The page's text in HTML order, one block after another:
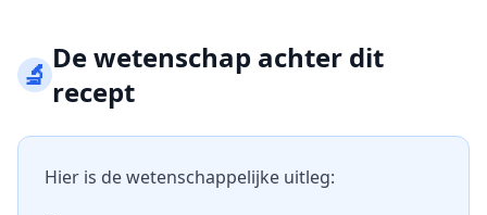
🔬De wetenschap achter dit
recept
Hier is de wetenschappelijke uitleg: